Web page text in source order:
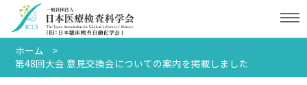
ホーム
第48回大会 意見交換会についての案内を掲載しました